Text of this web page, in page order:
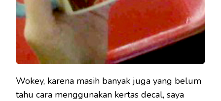
Wokey, karena masih banyak juga yang belum
tahu cara menggunakan kertas decal, saya